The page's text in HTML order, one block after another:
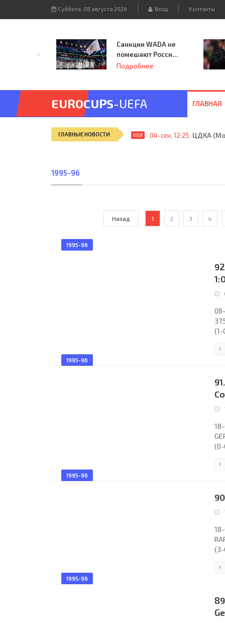
Суббота, 08 августа 2026 Вход Контакты
Санкции WADA не
помешают России
принять
Подробнее
EUROCUPS-UEFA ГЛАВНАЯ
ГЛАВНЫЕ НОВОСТИ NEW 04-сен, 12:25 ЦДКА
1995-96
Назад 1 2 3 4
1995-96
(1-
1995-96
(0-
1995-96
(3-
1995-96